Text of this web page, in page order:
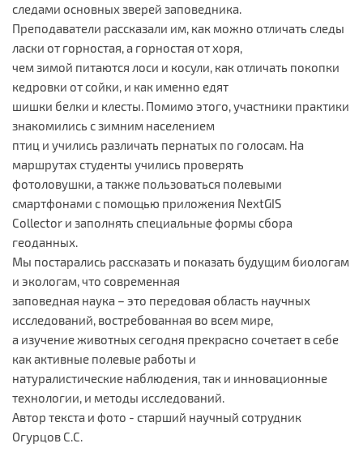
следами основных зверей заповедника.
Преподаватели рассказали им, как можно отличать следы
ласки от горностая, а горностая от хоря,
чем зимой питаются лоси и косули, как отличать покопки
кедровки от сойки, и как именно едят
шишки белки и клесты. Помимо этого, участники практики
знакомились с зимним населением
птиц и учились различать пернатых по голосам. На
маршрутах студенты учились проверять
фотоловушки, а также пользоваться полевыми
смартфонами с помощью приложения NextGIS
Collector и заполнять специальные формы сбора
геоданных.
Мы постарались рассказать и показать будущим биологам
и экологам, что современная
заповедная наука – это передовая область научных
исследований, востребованная во всем мире,
а изучение животных сегодня прекрасно сочетает в себе
как активные полевые работы и
натуралистические наблюдения, так и инновационные
технологии, и методы исследований.
Автор текста и фото - старший научный сотрудник
Огурцов С.С.